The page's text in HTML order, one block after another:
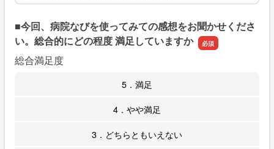
■今回、病院なびを使ってみての感想をお聞かせくださ
い。総合的にどの程度 満足していますか
総合満足度
5．満足
4．やや満足
3．どちらともいえない